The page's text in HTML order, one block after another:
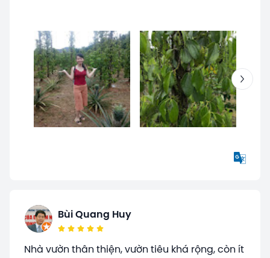
Bùi Quang Huy
Nhà vườn thân thiện, vườn tiêu khá rộng, còn ít